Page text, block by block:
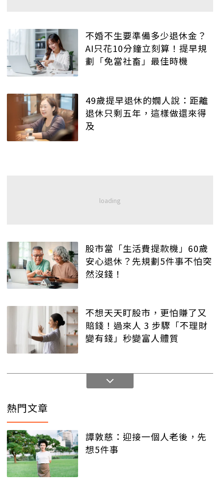
不婚不生要準備多少退休金？
AI只花10分鐘立刻算！提早規
劃「免當社畜」最佳時機
49歲提早退休的嫺人說：距離
退休只剩五年，這樣做還來得
及
股市當「生活費提款機」60歲
安心退休？先規劃5件事不怕突
然沒錢！
不想天天盯股市，更怕賺了又
賠錢！過來人 3 步驟「不理財
變有錢」秒變富人體質
熱門文章
譚敦慈：迎接一個人老後，先
想5件事